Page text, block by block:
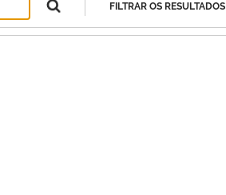
FILTRAR OS RESULTADOS